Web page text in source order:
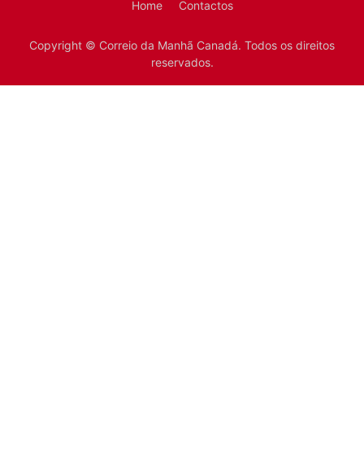
Home Contactos
Copyright © Correio da Manhã Canadá. Todos os direitos
reservados.